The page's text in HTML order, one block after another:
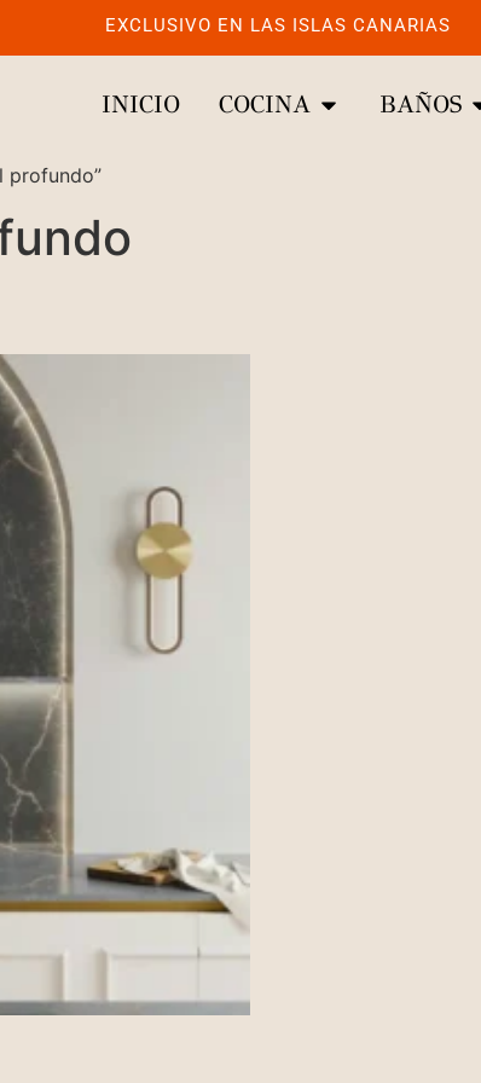
EXCLUSIVO EN LAS ISLAS CANARIAS
INICIO COCINA BAÑOS
profundo”